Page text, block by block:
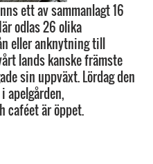
ett av sammanlagt 16
odlas 26 olika
eller anknytning till
lands kanske främste
sin uppväxt. Lördag den
apelgården,
caféet är öppet.